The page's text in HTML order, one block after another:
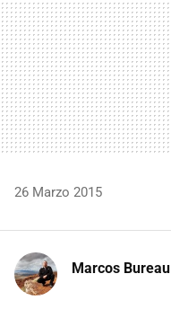
26 Marzo 2015
Marcos Bureau